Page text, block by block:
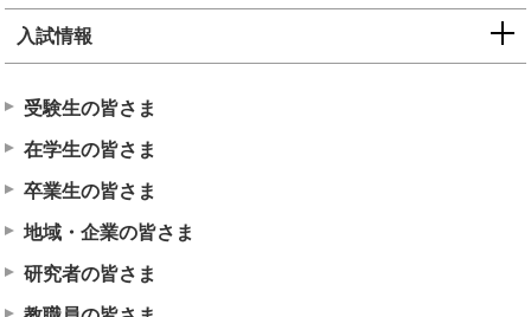
入試情報
受験生の皆さま
在学生の皆さま
卒業生の皆さま
地域・企業の皆さま
研究者の皆さま